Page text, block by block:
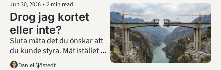
Jun 30, 2026 • 2 min read
Drog jag kortet
eller inte?
Sluta mäta det du önskar att
du kunde styra. Mät istället
det du faktiskt kan påverka.
Daniel Sjöstedt